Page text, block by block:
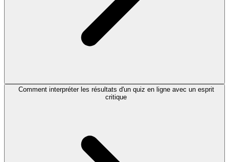
Comment interpréter les résultats d'un quiz en ligne avec un esprit
critique